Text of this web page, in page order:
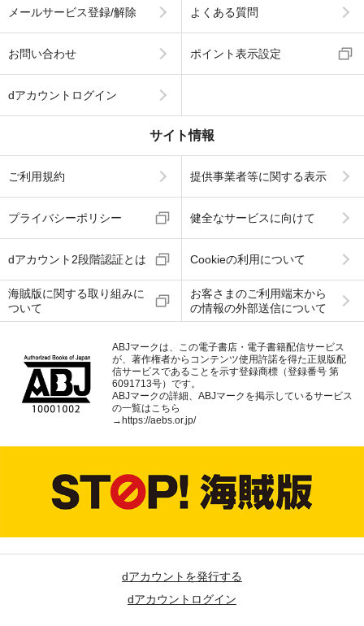
メールサービス登録/解除 よくある質問
お問い合わせ ポイント表示設定
dアカウントログイン
サイト情報
ご利用規約 提供事業者等に関する表示
プライバシーポリシー 健全なサービスに向けて
dアカウント2段階認証とは Cookieの利用について
海賊版に関する取り組みに
ついて
お客さまのご利用端末から
の情報の外部送信について
ABJマークは、この電子書店・電子書籍配信サービス
が、著作権者からコンテンツ使用許諾を得た正規版配
信サービスであることを示す登録商標（登録番号 第
6091713号）です。
ABJマークの詳細、ABJマークを掲示しているサービス
の一覧はこちら
→ https://aebs.or.jp/
dアカウントを発行する
dアカウントログイン